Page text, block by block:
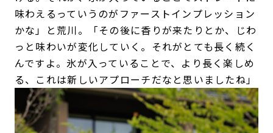
味わえるっていうのがファーストインプレッション
かな」と荒川。「その後に香りが来たりとか、じわ
っと味わいが変化していく。それがとても長く続く
んですよ。氷が入っていることで、より長く楽しめ
る、これは新しいアプローチだなと思いましたね」